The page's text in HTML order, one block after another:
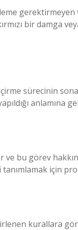
bir damga
sürecinin
anlamına
bu görev
için
kurallara